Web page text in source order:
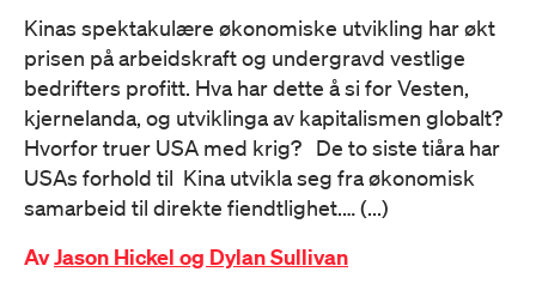
Kinas spektakulære økonomiske utvikling har økt
prisen på arbeidskraft og undergravd vestlige
bedrifters profitt. Hva har dette å si for Vesten,
kjernelanda, og utviklinga av kapitalismen globalt?
Hvorfor truer USA med krig? De to siste tiåra har
USAs forhold til Kina utvikla seg fra økonomisk
samarbeid til direkte fiendtlighet.… (...)
AvJason Hickel og Dylan Sullivan